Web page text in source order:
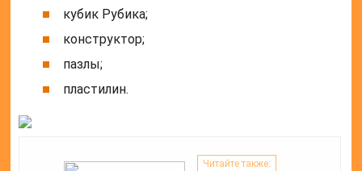
кубик Рубика;
конструктор;
пазлы;
пластилин.
Читайте также: